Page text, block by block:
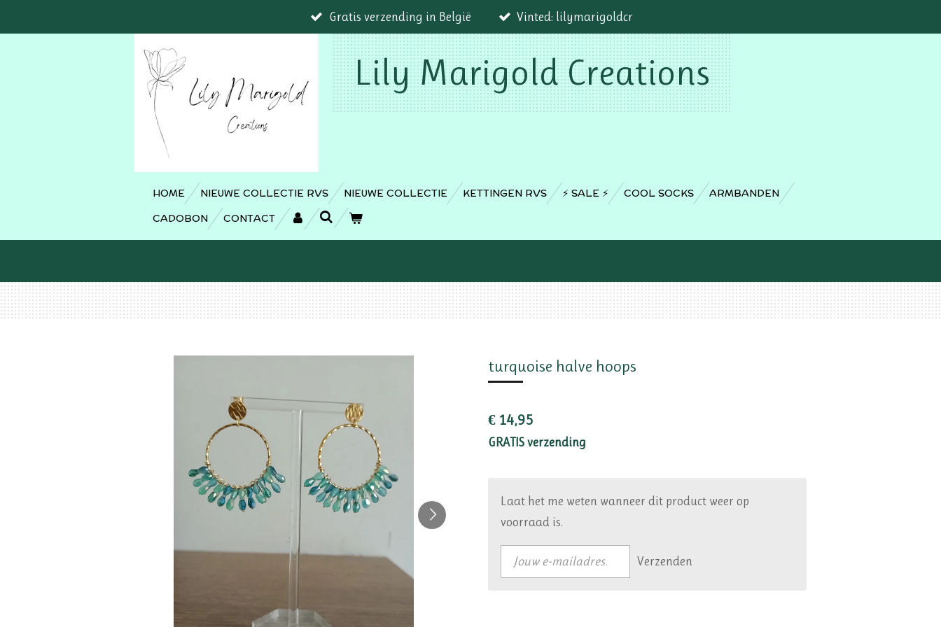
direct
Gratis verzending in België Vinted: lilymarigoldcr
Lily Marigold Creations
HOME NIEUWE COLLECTIE RVS NIEUWE COLLECTIE KETTINGEN RVS ⚡️ SALE ⚡️ COOL SOCKS
ARMBANDEN
CADOBON
CONTACT
turquoise halve hoops
€ 14,95
GRATIS verzending
Laat het me weten wanneer dit product weer op
voorraad is.
Verzenden